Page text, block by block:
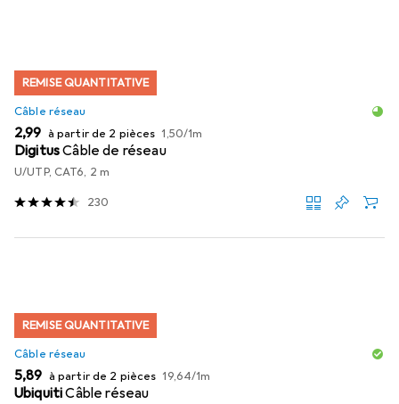
REMISE QUANTITATIVE
Câble réseau
EUR
2,99 à partir de 2 pièces EUR
1,50/1m
DigitusCâble de réseau
U/UTP, CAT6, 2 m
230
REMISE QUANTITATIVE
Câble réseau
EUR
5,89 à partir de 2 pièces EUR
19,64/1m
UbiquitiCâble réseau